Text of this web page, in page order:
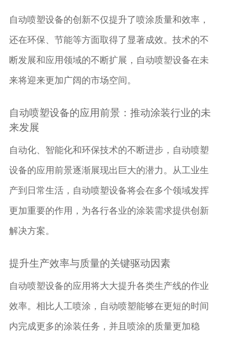
自动喷塑设备的创新不仅提升了喷涂质量和效率，
还在环保、节能等方面取得了显著成效。技术的不
断发展和应用领域的不断扩展，自动喷塑设备在未
来将迎来更加广阔的市场空间。
自动喷塑设备的应用前景：推动涂装行业的未
来发展
自动化、智能化和环保技术的不断进步，自动喷塑
设备的应用前景逐渐展现出巨大的潜力。从工业生
产到日常生活，自动喷塑设备将会在多个领域发挥
更加重要的作用，为各行各业的涂装需求提供创新
解决方案。
提升生产效率与质量的关键驱动因素
自动喷塑设备的应用将大大提升各类生产线的作业
效率。相比人工喷涂，自动喷塑能够在更短的时间
内完成更多的涂装任务，并且喷涂的质量更加稳